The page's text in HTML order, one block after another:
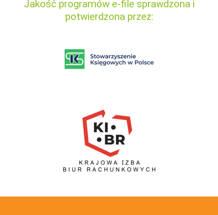
Jakość programów e-file sprawdzona i
potwierdzona przez: